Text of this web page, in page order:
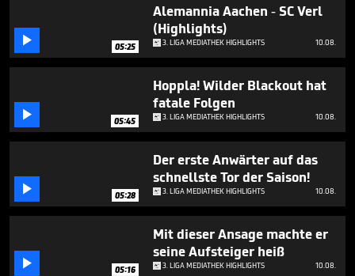
seconds
 05:25
Alemannia Aachen - SC Verl
(Highlights)
3. LIGA MEDIATHEK HIGHLIGHTS 10.08.
 05:45
Hoppla! Wilder Blackout hat
fatale Folgen
3. LIGA MEDIATHEK HIGHLIGHTS 10.08.
 05:28
Der erste Anwärter auf das
schnellste Tor der Saison!
3. LIGA MEDIATHEK HIGHLIGHTS 10.08.
 05:16
Mit dieser Ansage machte er
seine Aufsteiger heiß
3. LIGA MEDIATHEK HIGHLIGHTS 10.08.